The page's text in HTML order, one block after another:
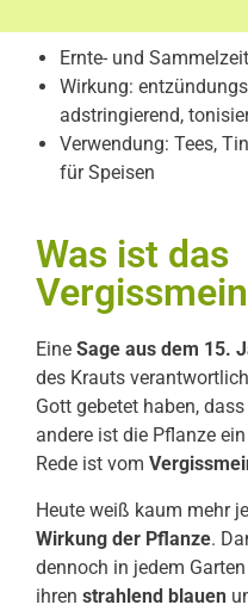
Ernte- und
Wirkung:
adstringierend,
Verwendung: Tees,
für Speisen
Was ist das
Eine Sage aus dem 15.
des Krauts
Gott gebetet haben,
andere ist die Pflanze ein
Rede ist vom
Heute weiß kaum mehr
Wirkung der Pflanze.
dennoch in jedem
ihren strahlend blauen